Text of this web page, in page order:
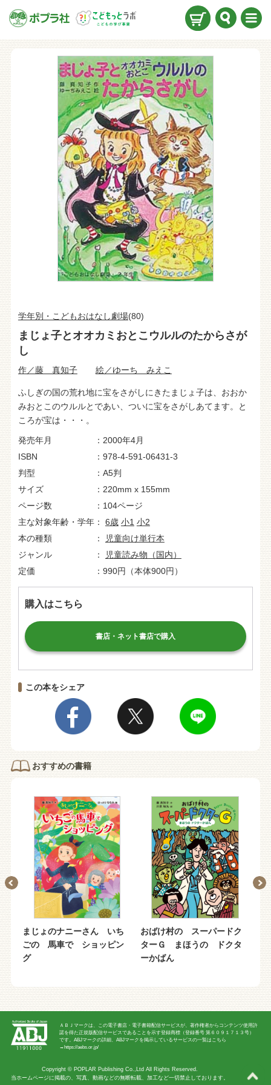
ュー
学年別・こどもおはなし劇場(80)
まじょ子とオオカミおとこウルルのたからさが
し
作／藤 真知子 絵／ゆーち みえこ
ふしぎの国の荒れ地に宝をさがしにきたまじょ子は、おおか
みおとこのウルルとであい、ついに宝をさがしあてます。と
ころが宝は・・・。
発売年月
2000年4月
ISBN
978-4-591-06431-3
判型
A5判
サイズ
220mm x 155mm
ページ数
104ページ
主な対象年齢・学年
6歳 小1 小2
本の種類
児童向け単行本
ジャンル
児童読み物（国内）
定価
990円（本体900円）
購入はこちら
書店・ネット書店で購入
この本をシェア
おすすめの書籍
まじょのナニーさん いち
ごの 馬車で ショッピン
グ
おばけ村の スーパードク
ターＧ まほうの ドクタ
ーかばん
ＡＢＪマークは、この電子書店・電子書籍配信サービスが、著作権者からコンテンツ使用許
諾を得た正規版配信サービスであることを示す登録商標（登録番号 第６０９１７１３号）
です。ABJマークの詳細、ABJマークを掲示しているサービスの一覧はこちら
→ https://aebs.or.jp/
Copyright © POPLAR Publishing Co.,Ltd All Rights Reserved.
当ホームページに掲載の、写真、動画などの無断転載、加工など一切禁止しております。